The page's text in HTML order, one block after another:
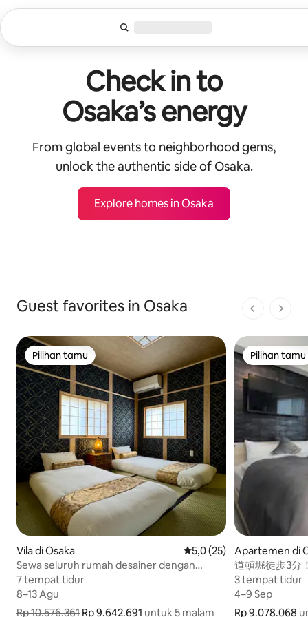
Lewatkan,
langsung
lihat
konten
Check in to
Osaka’s energy
From global events to neighborhood gems,
unlock the authentic side of Osaka.
Explore homes in Osaka
Guest favorites in Osaka
1 dari 1
Pilihan tamu
Pilihan tamu
Vila di Osaka
Sewa seluruh rumah desainer dengan
taman Jepang yang indah | 9 menit berjalan
kaki dari Stasiun Tenchaya | Langsung ke
Bandara Kansai | 3 stasiun, 5 menit dari
7 tempat tidur
7 tempat tidur
8–13 Agu
8–13 Agu
Rp 10.576.361 Rp 9.642.691 untuk 5 malam
Nilai rata-rata 5,0 dari 5,
5,0 (25)
Pilihan tamu
Pilihan tamu
Apartemen di
a
道頓堀徒歩3分
徒歩7分デザイ
3 tempat tidur
3 tempat tidur
4–9 Sep
4–9 Sep
Rp 9.078.068
Rp 9.078.068